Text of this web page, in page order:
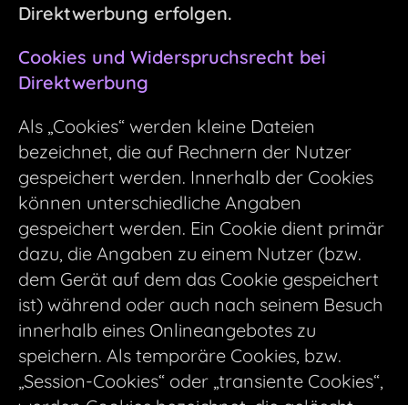
Direktwerbung erfolgen.
Cookies und Widerspruchsrecht bei
Direktwerbung
Als „Cookies“ werden kleine Dateien
bezeichnet, die auf Rechnern der Nutzer
gespeichert werden. Innerhalb der Cookies
können unterschiedliche Angaben
gespeichert werden. Ein Cookie dient primär
dazu, die Angaben zu einem Nutzer (bzw.
dem Gerät auf dem das Cookie gespeichert
ist) während oder auch nach seinem Besuch
innerhalb eines Onlineangebotes zu
speichern. Als temporäre Cookies, bzw.
„Session-Cookies“ oder „transiente Cookies“,